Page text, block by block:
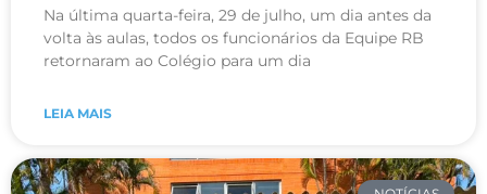
Na última quarta-feira, 29 de julho, um dia antes da
volta às aulas, todos os funcionários da Equipe RB
retornaram ao Colégio para um dia
LEIA MAIS